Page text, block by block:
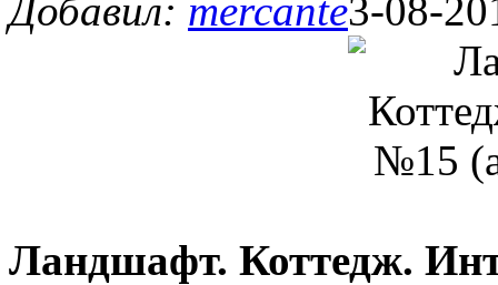
Добавил: mercante3-08-
Ландшафт. Коттедж.